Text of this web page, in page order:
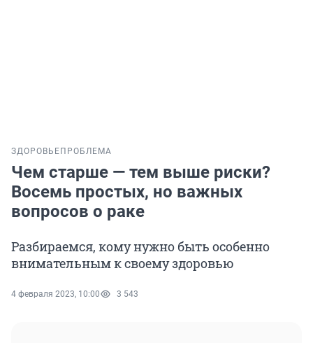
ЗДОРОВЬЕ ПРОБЛЕМА
Чем старше — тем выше риски?
Восемь простых, но важных
вопросов о раке
Разбираемся, кому нужно быть особенно
внимательным к своему здоровью
4 февраля 2023, 10:00 3 543